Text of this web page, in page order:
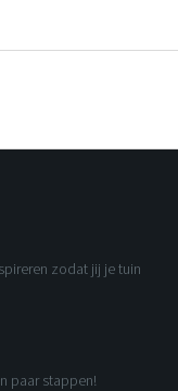
zodat jij je tuin
paar stappen!